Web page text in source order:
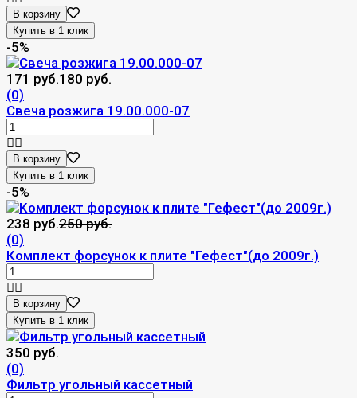
В корзину
-5%
171 руб.180 руб.
(0)
Свеча розжига 19.00.000-07
В корзину
-5%
238 руб.250 руб.
(0)
Комплект форсунок к плите "Гефест"(до 2009г.)
В корзину
350 руб.
(0)
Фильтр угольный кассетный